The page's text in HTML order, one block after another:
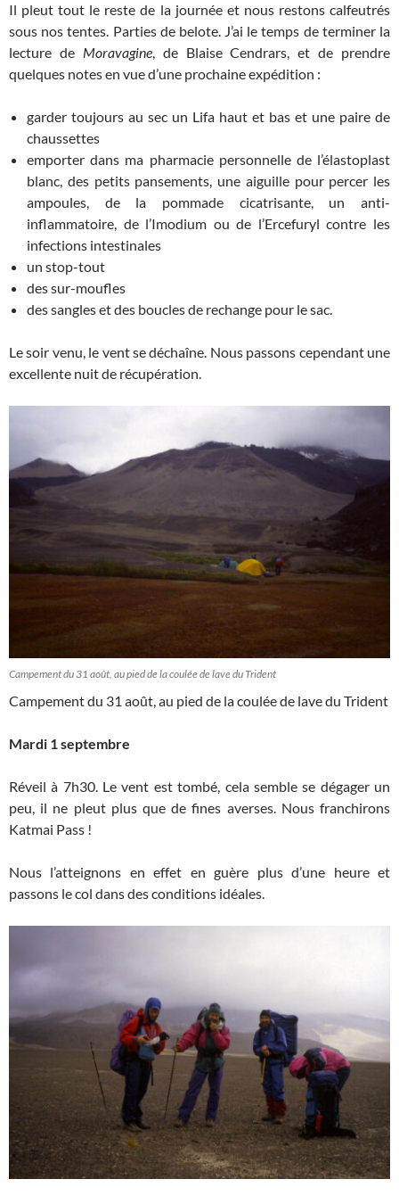
Il pleut tout le reste de la journée et nous restons calfeutrés
sous nos tentes. Parties de belote. J’ai le temps de terminer la
lecture de Moravagine, de Blaise Cendrars, et de prendre
quelques notes en vue d’une prochaine expédition :
garder toujours au sec un Lifa haut et bas et une paire de
chaussettes
emporter dans ma pharmacie personnelle de l’élastoplast
blanc, des petits pansements, une aiguille pour percer les
ampoules, de la pommade cicatrisante, un anti-
inflammatoire, de l’Imodium ou de l’Ercefuryl contre les
infections intestinales
un stop-tout
des sur-moufles
des sangles et des boucles de rechange pour le sac.
Le soir venu, le vent se déchaîne. Nous passons cependant une
excellente nuit de récupération.
Campement du 31 août, au pied de la coulée de lave du Trident
Campement du 31 août, au pied de la coulée de lave du Trident
Mardi 1 septembre
Réveil à 7h30. Le vent est tombé, cela semble se dégager un
peu, il ne pleut plus que de fines averses. Nous franchirons
Katmai Pass !
Nous l’atteignons en effet en guère plus d’une heure et
passons le col dans des conditions idéales.